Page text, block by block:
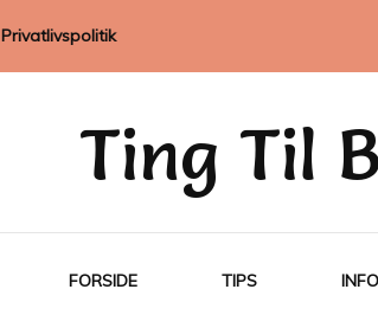
Privatlivspolitik
Ting Til
FORSIDE TIPS